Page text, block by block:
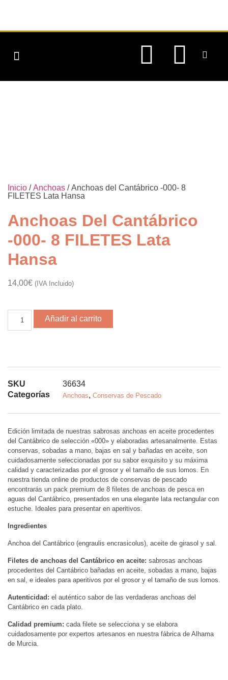
Inicio /Anchoas / Anchoas del Cantábrico -000- 8
FILETES Lata Hansa
Anchoas Del Cantábrico
-000- 8 FILETES Lata
Hansa
14,00€ (IVA Incluido)
Añadir al carrito
SKU
36634
Categorías
Anchoas, Conservas de Pescado
Edición limitada de nuestras sabrosas anchoas en aceite procedentes
del Cantábrico de selección «000» y elaboradas artesanalmente. Estas
conservas, sobadas a mano, bajas en sal y bañadas en aceite, son
cuidadosamente seleccionadas por su sabor exquisito y su máxima
calidad y caracterizadas por el grosor y el tamaño de sus lomos. En
nuestra tienda online de productos de conservas de pescado
encontrarás un pack premium de 8 filetes de anchoas de pesca en
aguas del Cantábrico, presentados en una elegante lata rectangular con
estuche. Ideales para presentar en aperitivos.
Ingredientes
Anchoa del Cantábrico (engraulis encrasicolus), aceite de girasol y sal.
Filetes de anchoas del Cantábrico en aceite: sabrosas anchoas
procedentes del Cantábrico bañadas en aceite, sobadas a mano, bajas
en sal, e ideales para aperitivos por el grosor y el tamaño de sus lomos.
Autenticidad: el auténtico sabor de las verdaderas anchoas del
Cantábrico en cada plato.
Calidad premium: cada filete se selecciona y se elabora
cuidadosamente por expertos artesanos en nuestra fábrica de Alhama
de Murcia.